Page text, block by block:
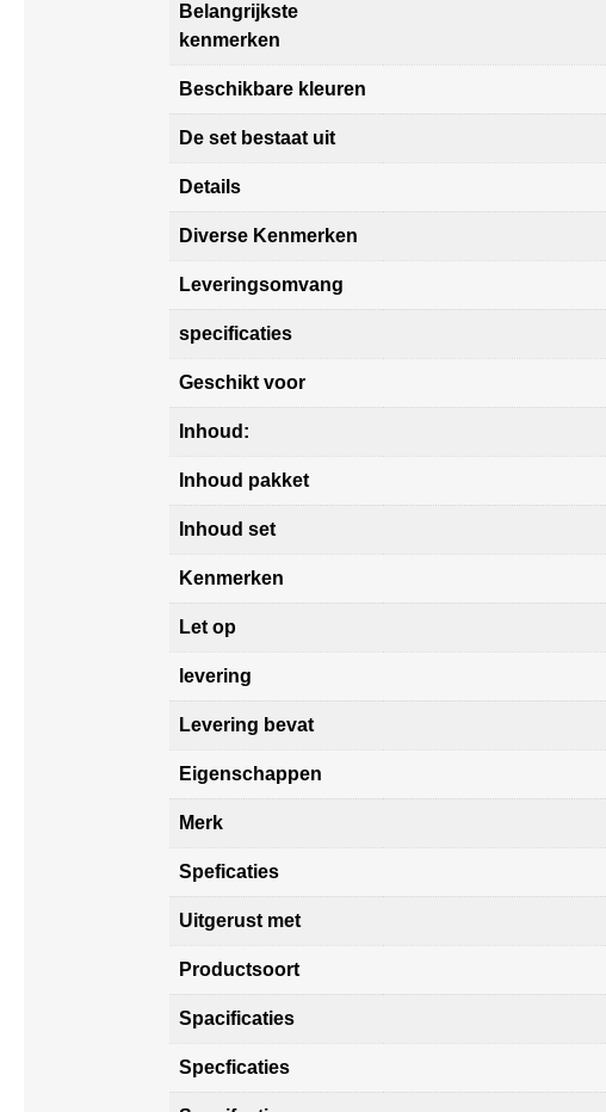
Belangrijkste
kenmerken
Beschikbare kleuren
De set bestaat uit
Details
Diverse Kenmerken
Leveringsomvang
specificaties
Geschikt voor
Inhoud:
Inhoud pakket
Inhoud set
Kenmerken
Let op
levering
Levering bevat
Eigenschappen
Merk
Speficaties
Uitgerust met
Productsoort
Spacificaties
Specficaties